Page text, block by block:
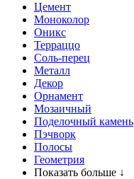
Цемент
Моноколор
Оникс
Терраццо
Соль-перец
Металл
Декор
Орнамент
Мозаичный
Поделочный камень
Пэчворк
Полосы
Геометрия
Показать больше ↓